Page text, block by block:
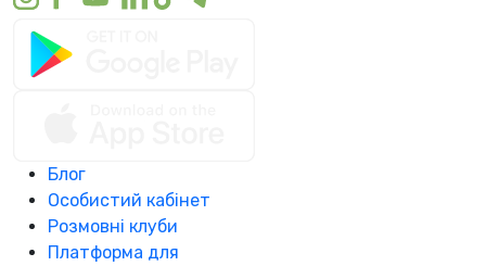
Блог
Особистий кабінет
Розмовні клуби
Платформа для